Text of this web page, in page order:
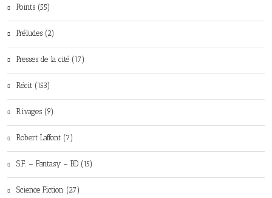
Points (55)
Préludes (2)
Presses de la cité (17)
Récit (153)
Rivages (9)
Robert Laffont (7)
S.F. – Fantasy – BD (15)
Science Fiction (27)